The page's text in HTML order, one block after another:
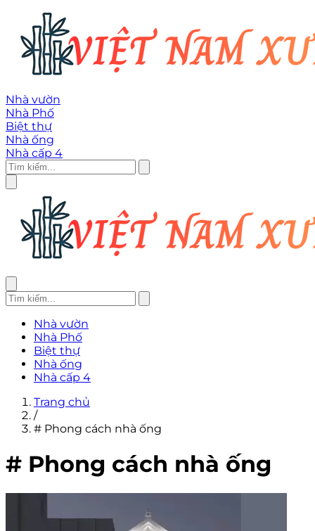
Nhà vườn
Nhà Phố
Biệt thự
Nhà ống
Nhà cấp 4
Nhà vườn
Nhà Phố
Biệt thự
Nhà ống
Nhà cấp 4
Trang chủ
/
# Phong cách nhà ống
# Phong cách nhà ống